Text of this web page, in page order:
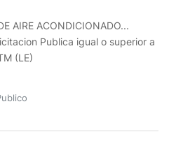
AIRE ACONDICIONADO...
Publica igual o superior a
(LE)